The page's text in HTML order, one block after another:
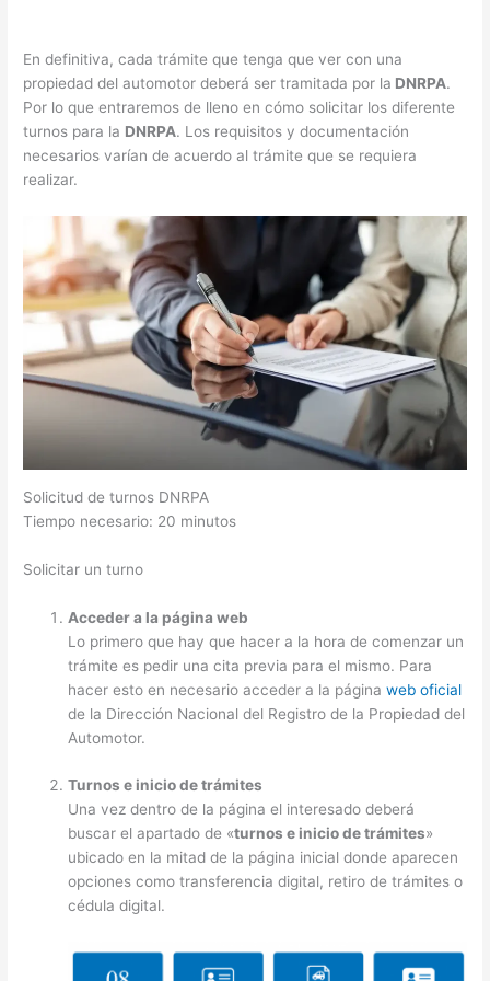
En definitiva, cada trámite que tenga que ver con una
propiedad del automotor deberá ser tramitada por la DNRPA.
Por lo que entraremos de lleno en cómo solicitar los diferente
turnos para la DNRPA. Los requisitos y documentación
necesarios varían de acuerdo al trámite que se requiera
realizar.
Solicitud de turnos DNRPA
Tiempo necesario: 20 minutos
Solicitar un turno
Acceder a la página web
Lo primero que hay que hacer a la hora de comenzar un
trámite es pedir una cita previa para el mismo. Para
hacer esto en necesario acceder a la páginaweb oficial
de la Dirección Nacional del Registro de la Propiedad del
Automotor.
Turnos e inicio de trámites
Una vez dentro de la página el interesado deberá
buscar el apartado de «turnos e inicio de trámites»
ubicado en la mitad de la página inicial donde aparecen
opciones como transferencia digital, retiro de trámites o
cédula digital.